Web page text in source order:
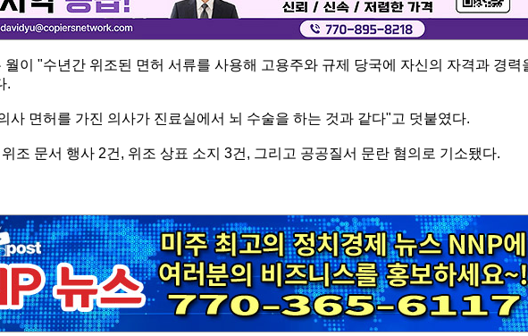
이 "수년간 위조된 면허 서류를 사용해 고용주와 규제 당국에 자신의 자격과 경력
.
사 면허를 가진 의사가 진료실에서 뇌 수술을 하는 것과 같다"고 덧붙였다.
조 문서 행사 2건, 위조 상표 소지 3건, 그리고 공공질서 문란 혐의로 기소됐다.